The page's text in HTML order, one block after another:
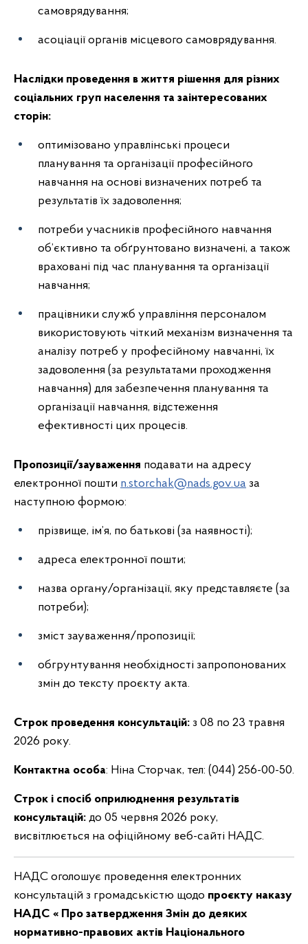
самоврядування;
асоціації органів місцевого самоврядування.
Наслідки проведення в життя рішення для різних
соціальних груп населення та заінтересованих
сторін:
оптимізовано управлінські процеси
планування та організації професійного
навчання на основі визначених потреб та
результатів їх задоволення;
потреби учасників професійного навчання
об’єктивно та обґрунтовано визначені, а також
враховані під час планування та організації
навчання;
працівники служб управління персоналом
використовують чіткий механізм визначення та
аналізу потреб у професійному навчанні, їх
задоволення (за результатами проходження
навчання) для забезпечення планування та
організації навчання, відстеження
ефективності цих процесів.
Пропозиції/зауваження подавати на адресу
електронної пошти n.storchak@nads.gov.ua за
наступною формою:
прізвище, ім’я, по батькові (за наявності);
адреса електронної пошти;
назва органу/організації, яку представляєте (за
потреби);
зміст зауваження/пропозиції;
обгрунтування необхідності запропонованих
змін до тексту проєкту акта.
Строк проведення консультацій: з 08 по 23 травня
2026 року.
Контактна особа: Ніна Сторчак, тел: (044) 256-00-50.
Строк і спосіб оприлюднення результатів
консультацій: до 05 червня 2026 року,
висвітлюється на офіційному веб-сайті НАДС.
НАДС оголошує проведення електронних
консультацій з громадськістю щодо проєкту наказу
НАДС « Про затвердження Змін до деяких
нормативно-правових актів Національного